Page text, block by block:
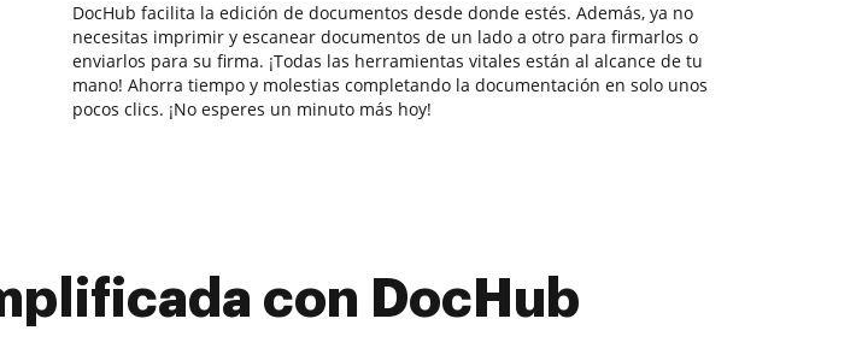
DocHub facilita la edición de documentos desde donde estés. Además, ya no
necesitas imprimir y escanear documentos de un lado a otro para firmarlos o
enviarlos para su firma. ¡Todas las herramientas vitales están al alcance de tu
mano! Ahorra tiempo y molestias completando la documentación en solo unos
pocos clics. ¡No esperes un minuto más hoy!
con DocHub